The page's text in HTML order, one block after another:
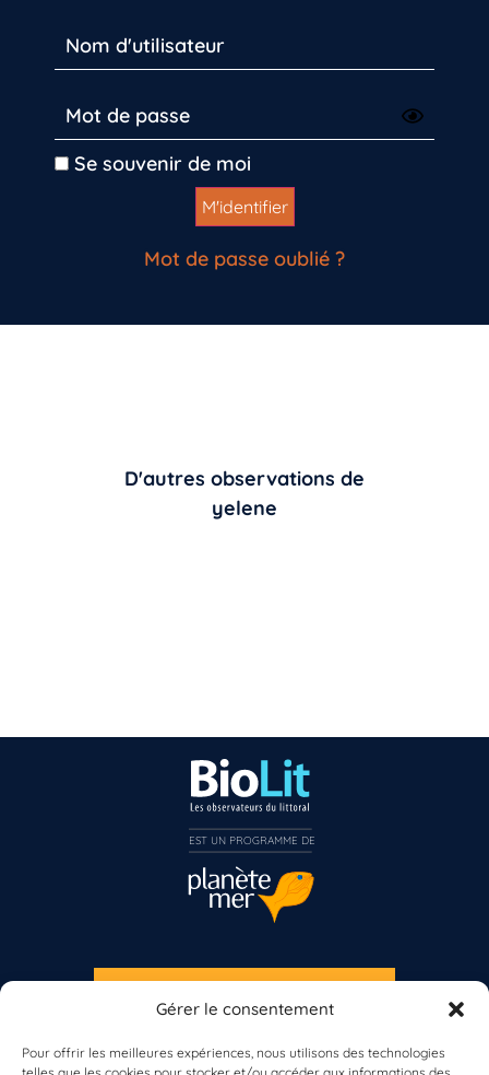
Gérer le consentement
Pour offrir les meilleures expériences, nous utilisons des technologies
Se souvenir de moi
Mot de passe oublié ?
D'autres observations de
yelene
S'INSCRIRE À LA NEWSLETTER